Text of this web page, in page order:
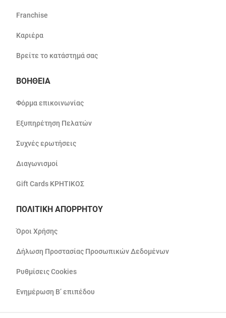
Franchise
Καριέρα
Βρείτε το κατάστημά σας
ΒΟΗΘΕΙΑ
Φόρμα επικοινωνίας
Εξυπηρέτηση Πελατών
Συχνές ερωτήσεις
Διαγωνισμοί
Gift Cards ΚΡΗΤΙΚΟΣ
ΠΟΛΙΤΙΚΗ ΑΠΟΡΡΗΤΟΥ
Όροι Χρήσης
Δήλωση Προστασίας Προσωπικών Δεδομένων
Ρυθμίσεις Cookies
Ενημέρωση Β’ επιπέδου